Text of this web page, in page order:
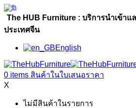
The HUB Furniture : บริการนำเข้าแ
ประเทศจีน
English
0 items สินค้าในใบเสนอราคา
X
ไม่มีสินค้าในรายการ